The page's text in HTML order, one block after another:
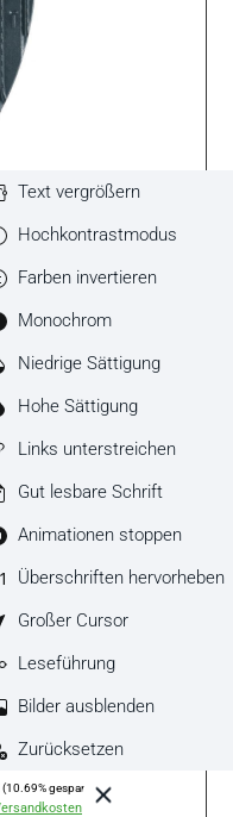
Stück #145028
Preis:
€ (10.7% gespart)
oder benutze die Schaltflächen um
gemischt, je 40 Stück
(10.69% gespart)
Text vergrößern
Hochkontrastmodus
Farben invertieren
Monochrom
Niedrige Sättigung
Hohe Sättigung
Links unterstreichen
Gut lesbare Schrift
Animationen stoppen
Überschriften hervorheben
Großer Cursor
Leseführung
Bilder ausblenden
Zurücksetzen